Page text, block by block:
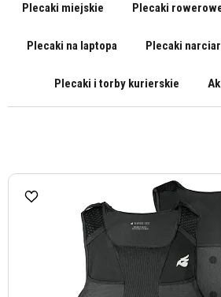
Plecaki miejskie Plecaki
Plecaki na laptopa Plecaki
Plecaki i torby kurierskie